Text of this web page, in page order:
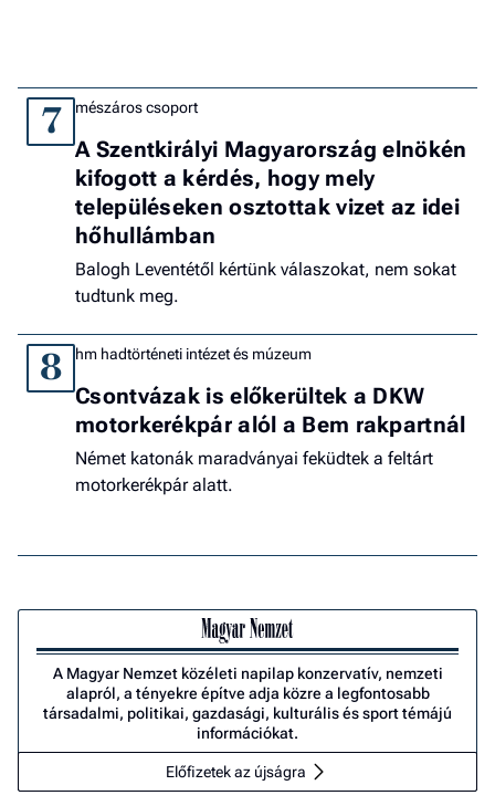
7 mészáros csoport
A Szentkirályi Magyarország elnökén
kifogott a kérdés, hogy mely
településeken osztottak vizet az idei
hőhullámban
Balogh Leventétől kértünk válaszokat, nem sokat
tudtunk meg.
8 hm hadtörténeti intézet és múzeum
Csontvázak is előkerültek a DKW
motorkerékpár alól a Bem rakpartnál
Német katonák maradványai feküdtek a feltárt
motorkerékpár alatt.
A Magyar Nemzet közéleti napilap konzervatív, nemzeti
alapról, a tényekre építve adja közre a legfontosabb
társadalmi, politikai, gazdasági, kulturális és sport témájú
információkat.
Előfizetek az újságra